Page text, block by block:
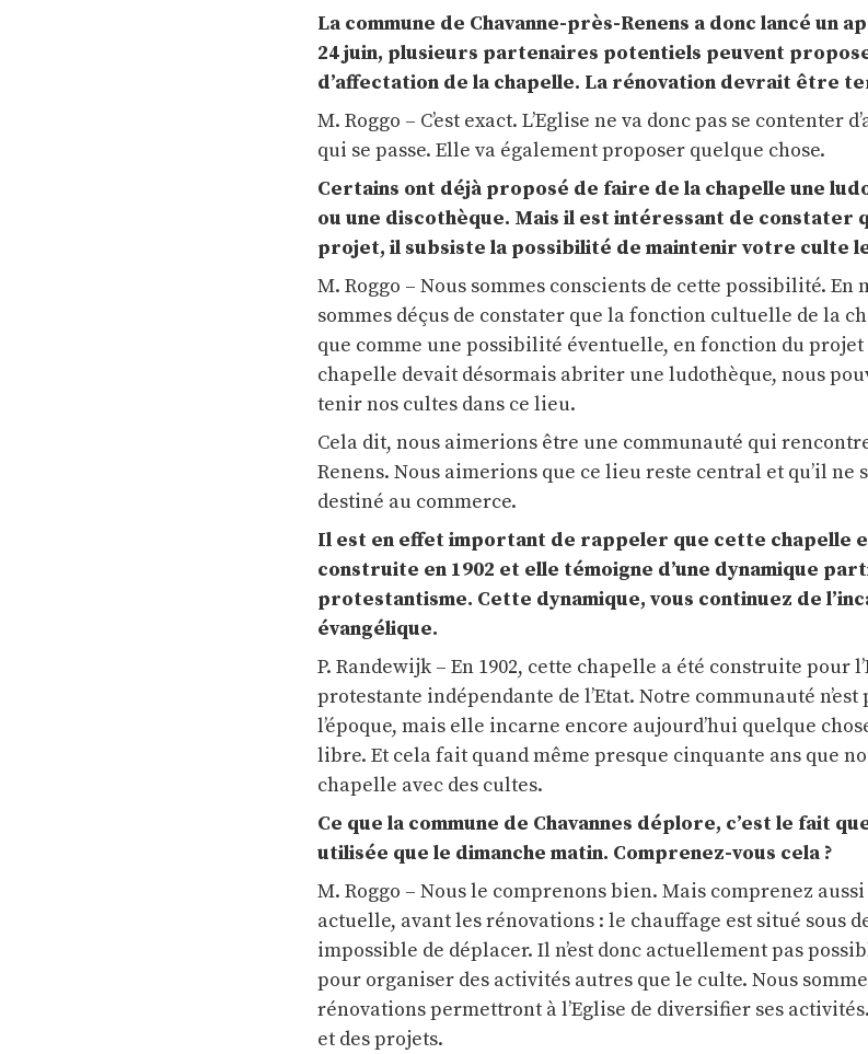
La commune de Chavanne-près-Renens a donc lancé un
24 juin, plusieurs partenaires potentiels peuvent
d’affectation de la chapelle. La rénovation devrait être
M. Roggo – C’est exact. L’Eglise ne va donc pas se contenter
qui se passe. Elle va également proposer quelque chose.
Certains ont déjà proposé de faire de la chapelle une
ou une discothèque. Mais il est intéressant de constater
projet, il subsiste la possibilité de maintenir votre culte
M. Roggo – Nous sommes conscients de cette possibilité. En
sommes déçus de constater que la fonction cultuelle de la
que comme une possibilité éventuelle, en fonction du projet
chapelle devait désormais abriter une ludothèque, nous
tenir nos cultes dans ce lieu.
Cela dit, nous aimerions être une communauté qui
Renens. Nous aimerions que ce lieu reste central et qu’il ne
destiné au commerce.
Il est en effet important de rappeler que cette chapelle
construite en 1902 et elle témoigne d’une dynamique
protestantisme. Cette dynamique, vous continuez de
évangélique.
P. Randewijk – En 1902, cette chapelle a été construite pour
protestante indépendante de l’Etat. Notre communauté n’est
l’époque, mais elle incarne encore aujourd’hui quelque
libre. Et cela fait quand même presque cinquante ans que
chapelle avec des cultes.
Ce que la commune de Chavannes déplore, c’est le fait
utilisée que le dimanche matin. Comprenez-vous cela ?
M. Roggo – Nous le comprenons bien. Mais comprenez
actuelle, avant les rénovations : le chauffage est situé sous
impossible de déplacer. Il n’est donc actuellement pas
pour organiser des activités autres que le culte. Nous
rénovations permettront à l’Eglise de diversifier ses
et des projets.